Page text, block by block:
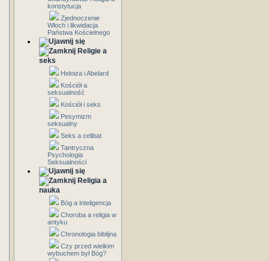
konstytucja
Zjednoczenie
Włoch i likwidacja
Państwa Kościelnego
Religie a
seks
Heloiza i Abelard
Kościół a
seksualność
Kościół i seks
Pesymizm
seksualny
Seks a celibat
Tantryczna
Psychologia
Seksualności
Religia a
nauka
Bóg a inteligencja
Choroba a religia w
antyku
Chronologia biblijna
Czy przed wielkim
wybuchem był Bóg?